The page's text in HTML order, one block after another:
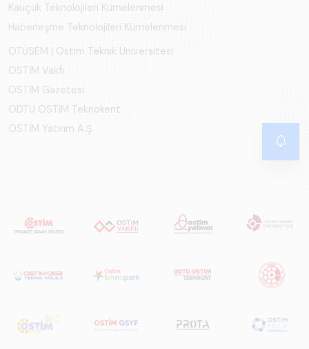
Kauçuk Teknolojileri Kümelenmesi
Haberleşme Teknolojileri Kümelenmesi
OTÜSEM | Ostim Teknik Üniversitesi
OSTİM Vakfı
OSTİM Gazetesi
ODTÜ OSTİM Teknokent
OSTİM Yatırım A.Ş.